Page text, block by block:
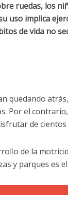
ruedas, los
uso implica
de vida no
quedando
Por el
de cientos
de la
y parques es el